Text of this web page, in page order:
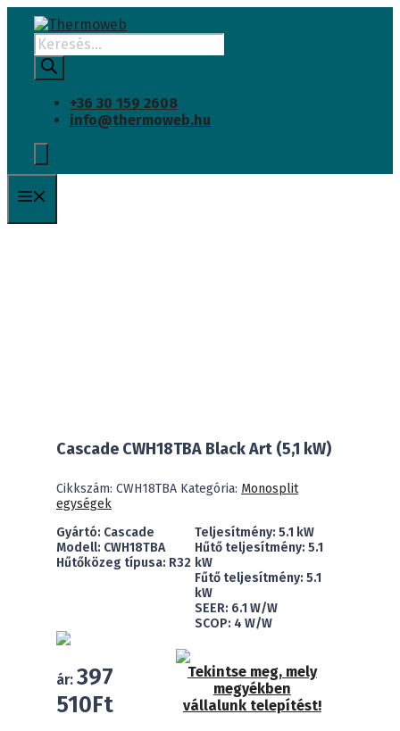
Kilépés
tartalomba
Products
search
+36 30 159 2608
info@thermoweb.hu
INGYENES SZÁLLÍTÁS
Cascade CWH18TBA Black Art (5,1 kW)
Cikkszám: CWH18TBA Kategória: Monosplit
egységek
Gyártó: Cascade
Modell: CWH18TBA
Hűtőközeg típusa: R32
Teljesítmény: 5.1 kW
Hűtő teljesítmény: 5.1
kW
Fűtő teljesítmény: 5.1
kW
SEER: 6.1 W/W
SCOP: 4 W/W
ár: 397
510Ft
Tekintse meg, mely
megyékben
vállalunk telepítést!